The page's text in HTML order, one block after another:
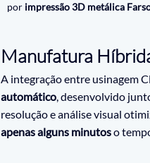
por impressão 3D metálica
Manufatura
A integração entre usinagem
automático, desenvolvido
resolução e análise visual
apenas alguns minutos o